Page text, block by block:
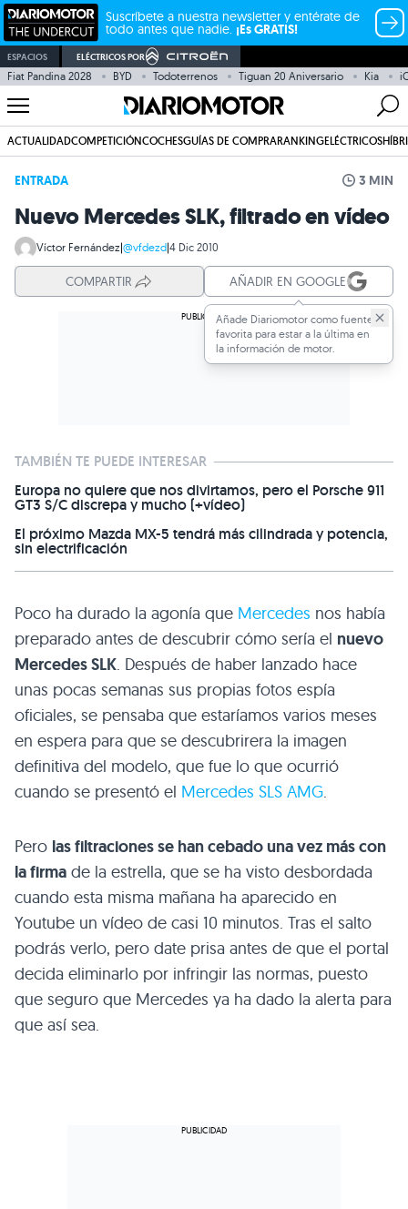
Suscríbete a nuestra newsletter y entérate de
todo antes que nadie. ¡Es GRATIS!
ESPACIOS ELÉCTRICOS POR
Fiat Pandina 2028 BYD Todoterrenos Tiguan 20 Aniversario Kia
ACTUALIDADCOMPETICIÓNCOCHESGUÍAS DE COMPRARANKINGELÉCTRICOS
ENTRADA 3 MIN
Nuevo Mercedes SLK, filtrado en vídeo
Víctor Fernández|@vfdezd|4 Dic 2010
COMPARTIR AÑADIR EN GOOGLE
Añade Diariomotor como fuente
favorita para estar a la última en
la información de motor.
TAMBIÉN TE PUEDE INTERESAR
Europa no quiere que nos divirtamos, pero el Porsche 911
GT3 S/C discrepa y mucho (+vídeo)
El próximo Mazda MX-5 tendrá más cilindrada y potencia,
sin electrificación
Poco ha durado la agonía que Mercedes nos había
preparado antes de descubrir cómo sería el nuevo
MercedesSLK. Después de haber lanzado hace
unas pocas semanas sus propias fotos espía
oficiales, se pensaba que estaríamos varios meses
en espera para que se descubrirera la imagen
definitiva del modelo, que fue lo que ocurrió
cuando se presentó el Mercedes SLS AMG.
Pero las filtraciones se han cebado una vez más con
la firma de la estrella, que se ha visto desbordada
cuando esta misma mañana ha aparecido en
Youtube un vídeo de casi 10 minutos. Tras el salto
podrás verlo, pero date prisa antes de que el portal
decida eliminarlo por infringir las normas, puesto
que seguro que Mercedes ya ha dado la alerta para
que así sea.